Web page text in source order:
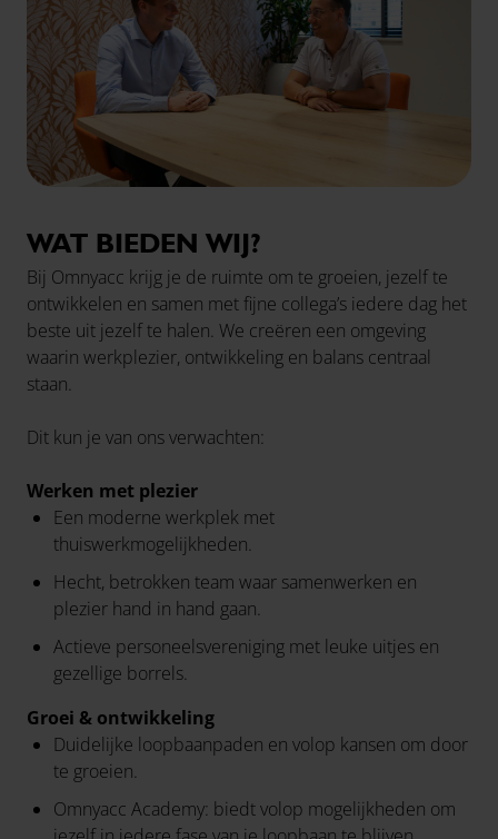
WAT BIEDEN WIJ?
Bij Omnyacc krijg je de ruimte om te groeien, jezelf te
ontwikkelen en samen met fijne collega’s iedere dag het
beste uit jezelf te halen. We creëren een omgeving
waarin werkplezier, ontwikkeling en balans centraal
staan.
Dit kun je van ons verwachten:
Werken met plezier
Een moderne werkplek met
thuiswerkmogelijkheden.
Hecht, betrokken team waar samenwerken en
plezier hand in hand gaan.
Actieve personeelsvereniging met leuke uitjes en
gezellige borrels.
Groei & ontwikkeling
Duidelijke loopbaanpaden en volop kansen om door
te groeien.
Omnyacc Academy: biedt volop mogelijkheden om